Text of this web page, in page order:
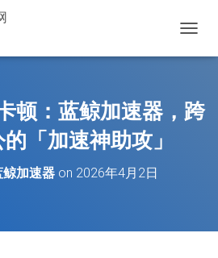
换
顿：蓝鲸加速器，跨
「加速神助攻」
鲸加速器 on 2026年4月2日